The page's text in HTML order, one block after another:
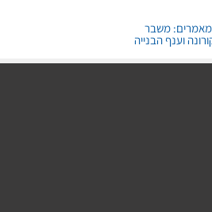
מאמרים: משבר
וענף הבנייה